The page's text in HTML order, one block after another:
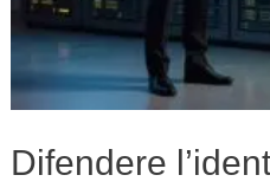
Difendere